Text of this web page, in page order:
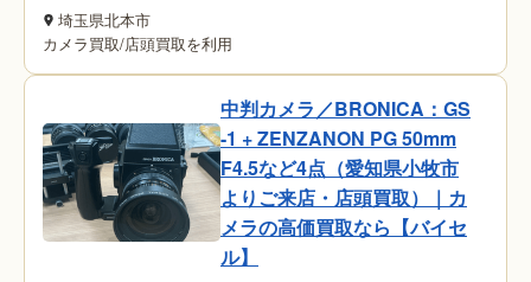
埼玉県北本市
カメラ買取/店頭買取を利用
中判カメラ／BRONICA：GS
-1 + ZENZANON PG 50mm
F4.5など4点（愛知県小牧市
よりご来店・店頭買取）｜カ
メラの高価買取なら【バイセ
ル】